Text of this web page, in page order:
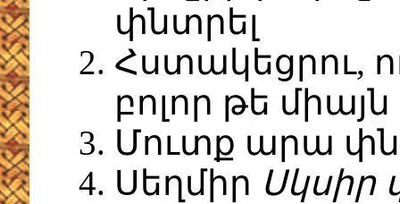
փնտրել
Հստակեցրու,
բոլոր թե
Մուտք արա
Սեղմիր Սկսիր